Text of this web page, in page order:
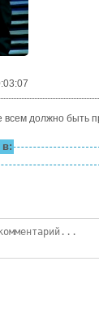
должно быть
в: